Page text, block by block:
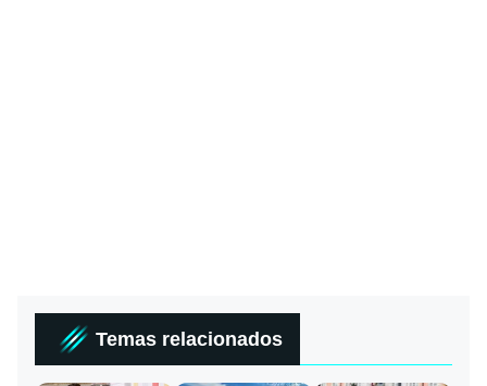
Temas relacionados